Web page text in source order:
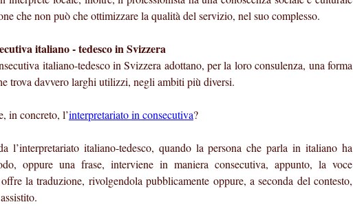
che non può che ottimizzare la qualità del servizio, nel suo complesso.
italiano - tedesco in Svizzera
italiano-tedesco in Svizzera adottano, per la loro consulenza, una forma
trova davvero larghi utilizzi, negli ambiti più diversi.
in concreto, l’interpretariato in consecutiva?
l’interpretariato italiano-tedesco, quando la persona che parla in italiano ha
oppure una frase, interviene in maniera consecutiva, appunto, la voce
la traduzione, rivolgendola pubblicamente oppure, a seconda del contesto,